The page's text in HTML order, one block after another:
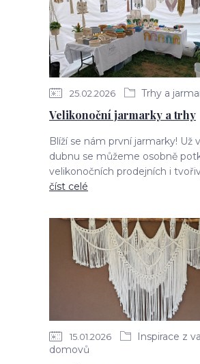
25.02.2026 Trhy a
Velikonoční jarmarky a trhy
Blíží se nám první jarmarky! Už
dubnu se můžeme osobně
velikonočních prodejních i
číst celé
15.01.2026
Inspirace z
domovů